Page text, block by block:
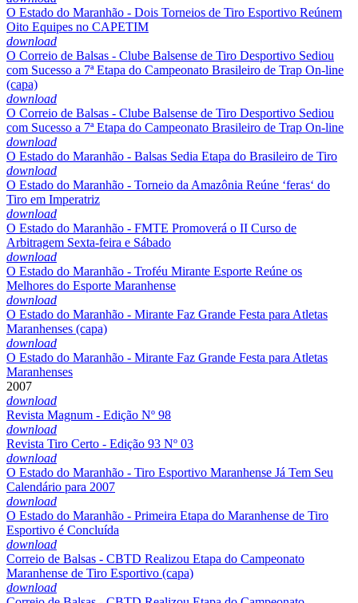
O Estado do Maranhão - Dois Torneios de Tiro Esportivo Reúnem
Oito Equipes no CAPETIM
download
O Correio de Balsas - Clube Balsense de Tiro Desportivo Sediou
com Sucesso a 7ª Etapa do Campeonato Brasileiro de Trap On-line
(capa)
download
O Correio de Balsas - Clube Balsense de Tiro Desportivo Sediou
com Sucesso a 7ª Etapa do Campeonato Brasileiro de Trap On-line
download
O Estado do Maranhão - Balsas Sedia Etapa do Brasileiro de Tiro
download
O Estado do Maranhão - Torneio da Amazônia Reúne ‘feras‘ do
Tiro em Imperatriz
download
O Estado do Maranhão - FMTE Promoverá o II Curso de
Arbitragem Sexta-feira e Sábado
download
O Estado do Maranhão - Troféu Mirante Esporte Reúne os
Melhores do Esporte Maranhense
download
O Estado do Maranhão - Mirante Faz Grande Festa para Atletas
Maranhenses (capa)
download
O Estado do Maranhão - Mirante Faz Grande Festa para Atletas
Maranhenses
2007
download
Revista Magnum - Edição Nº 98
download
Revista Tiro Certo - Edição 93 Nº 03
download
O Estado do Maranhão - Tiro Esportivo Maranhense Já Tem Seu
Calendário para 2007
download
O Estado do Maranhão - Primeira Etapa do Maranhense de Tiro
Esportivo é Concluída
download
Correio de Balsas - CBTD Realizou Etapa do Campeonato
Maranhense de Tiro Esportivo (capa)
download